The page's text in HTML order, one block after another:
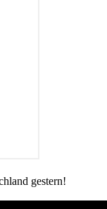
gestern!